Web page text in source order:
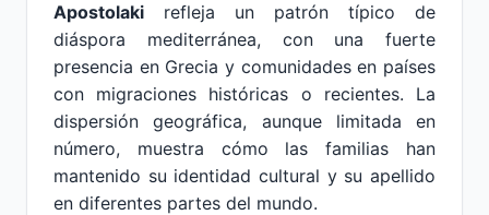
Apostolaki refleja un patrón típico de
diáspora mediterránea, con una fuerte
presencia en Grecia y comunidades en países
con migraciones históricas o recientes. La
dispersión geográfica, aunque limitada en
número, muestra cómo las familias han
mantenido su identidad cultural y su apellido
en diferentes partes del mundo.